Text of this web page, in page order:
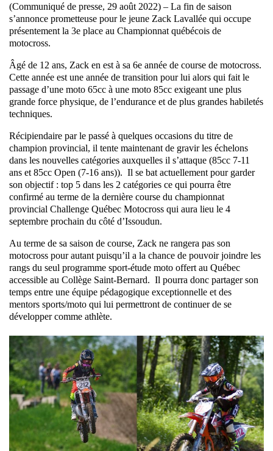
(Communiqué de presse, 29 août 2022) – La fin de saison
s’annonce prometteuse pour le jeune Zack Lavallée qui occupe
présentement la 3e place au Championnat québécois de
motocross.
Âgé de 12 ans, Zack en est à sa 6e année de course de motocross.
Cette année est une année de transition pour lui alors qui fait le
passage d’une moto 65cc à une moto 85cc exigeant une plus
grande force physique, de l’endurance et de plus grandes habiletés
techniques.
Récipiendaire par le passé à quelques occasions du titre de
champion provincial, il tente maintenant de gravir les échelons
dans les nouvelles catégories auxquelles il s’attaque (85cc 7-11
ans et 85cc Open (7-16 ans)). Il se bat actuellement pour garder
son objectif : top 5 dans les 2 catégories ce qui pourra être
confirmé au terme de la dernière course du championnat
provincial Challenge Québec Motocross qui aura lieu le 4
septembre prochain du côté d’Issoudun.
Au terme de sa saison de course, Zack ne rangera pas son
motocross pour autant puisqu’il a la chance de pouvoir joindre les
rangs du seul programme sport-étude moto offert au Québec
accessible au Collège Saint-Bernard. Il pourra donc partager son
temps entre une équipe pédagogique exceptionnelle et des
mentors sports/moto qui lui permettront de continuer de se
développer comme athlète.